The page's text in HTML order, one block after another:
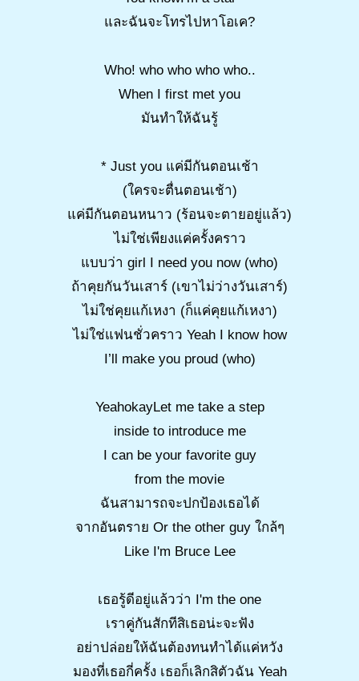
และฉันจะโทรไปหาโอเค?
Who! who who who who..
When I first met you
มันทำให้ฉันรู้
* Just you แค่มีกันตอนเช้า
(ใครจะตื่นตอนเช้า)
แค่มีกันตอนหนาว (ร้อนจะตายอยู่แล้ว)
ไม่ใช่เพียงแค่ครั้งคราว
แบบว่า girl I need you now (who)
ถ้าคุยกันวันเสาร์ (เขาไม่ว่างวันเสาร์)
ไม่ใช่คุยแก้เหงา (ก็แค่คุยแก้เหงา)
ไม่ใช่แฟนชั่วคราว Yeah I know how
I’ll make you proud (who)
YeahokayLet me take a step
inside to introduce me
I can be your favorite guy
from the movie
ฉันสามารถจะปกป้องเธอได้
จากอันตราย Or the other guy ใกล้ๆ
Like I'm Bruce Lee
เธอรู้ดีอยู่แล้วว่า I'm the one
เราคู่กันสักทีสิเธอน่ะจะฟัง
อย่าปล่อยให้ฉันต้องทนทำได้แค่หวัง
มองที่เธอกี่ครั้ง เธอก็เลิกสิตัวฉัน Yeah